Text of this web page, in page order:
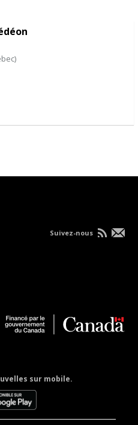
)
sur mobile.
Suivez-nous